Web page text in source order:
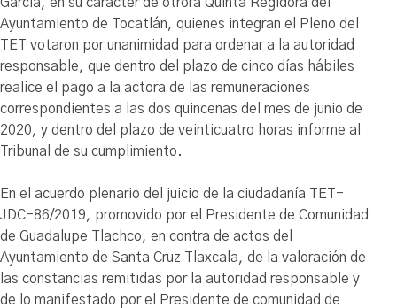
Ayuntamiento de Tocatlán, quienes integran el Pleno del
TET votaron por unanimidad para ordenar a la autoridad
responsable, que dentro del plazo de cinco días hábiles
realice el pago a la actora de las remuneraciones
correspondientes a las dos quincenas del mes de junio de
2020, y dentro del plazo de veinticuatro horas informe al
Tribunal de su cumplimiento.
En el acuerdo plenario del juicio de la ciudadanía TET-
JDC-86/2019, promovido por el Presidente de Comunidad
de Guadalupe Tlachco, en contra de actos del
Ayuntamiento de Santa Cruz Tlaxcala, de la valoración de
las constancias remitidas por la autoridad responsable y
de lo manifestado por el Presidente de comunidad de